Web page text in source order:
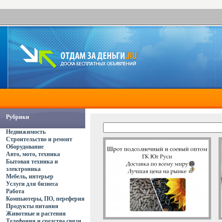
Рубрики
Недвижимость
Строительство и ремонт
Оборудование
Авто, мото, техника
Бытовая техника и
электроника
Мебель, интерьер
Услуги для бизнеса
Работа
Компьютеры, ПО, переферия
Продукты питания
Животные и растения